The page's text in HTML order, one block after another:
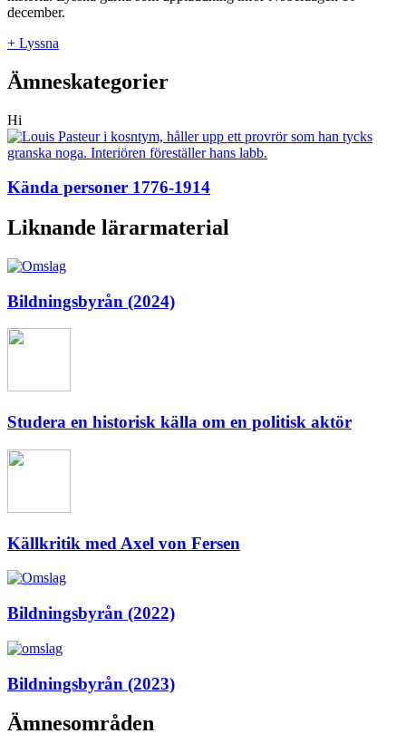
december.
+ Lyssna
Ämneskategorier
Hi
Kända personer 1776-1914
Liknande lärarmaterial
Bildningsbyrån (2024)
Studera en historisk källa om en politisk aktör
Källkritik med Axel von Fersen
Bildningsbyrån (2022)
Bildningsbyrån (2023)
Ämnesområden